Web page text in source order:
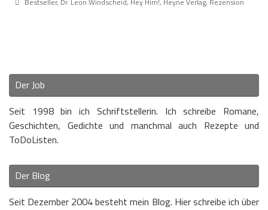
Der Job
Seit 1998 bin ich Schriftstellerin. Ich schreibe Romane,
Geschichten, Gedichte und manchmal auch Rezepte und
ToDoListen.
Der Blog
Seit Dezember 2004 besteht mein Blog. Hier schreibe ich über